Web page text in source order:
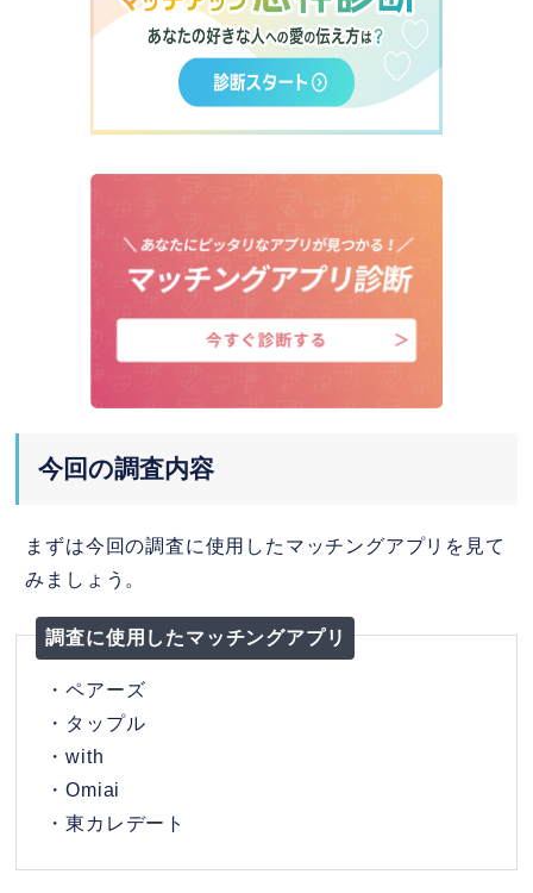
見抜くコツ
①基本は複数写真のチェック！メイ
ン写真だけで判断しない
③ 要注意！加工・写真詐欺にありが
ちな3つの罠
④ ダイヤの原石！隠れイケメンの探
し方
まとめ
今回の調査内容
まずは今回の調査に使用したマッチングアプリを見て
みましょう。
調査に使用したマッチングアプリ
・ペアーズ
・タップル
・with
・Omiai
・東カレデート